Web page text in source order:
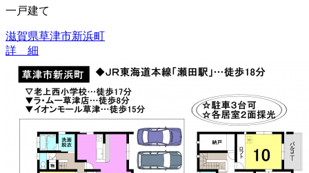
一戸建て
滋賀県草津市新浜町
詳 細